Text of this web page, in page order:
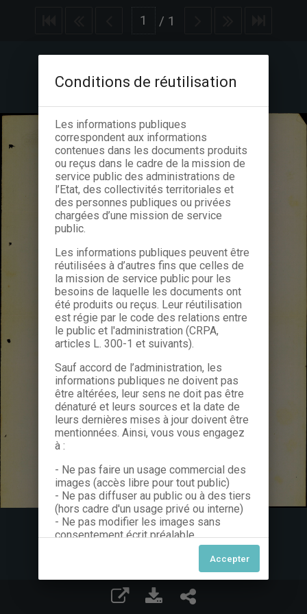
/ 1
Conditions de réutilisation
Les informations publiques
correspondent aux informations
contenues dans les documents produits
ou reçus dans le cadre de la mission de
service public des administrations de
l’Etat, des collectivités territoriales et
des personnes publiques ou privées
chargées d’une mission de service
public.
Les informations publiques peuvent être
réutilisées à d’autres fins que celles de
la mission de service public pour les
besoins de laquelle les documents ont
été produits ou reçus. Leur réutilisation
est régie par le code des relations entre
le public et l'administration (CRPA,
articles L. 300-1 et suivants).
Sauf accord de l’administration, les
informations publiques ne doivent pas
être altérées, leur sens ne doit pas être
dénaturé et leurs sources et la date de
leurs dernières mises à jour doivent être
mentionnées. Ainsi, vous vous engagez
à :
- Ne pas faire un usage commercial des
images (accès libre pour tout public)
- Ne pas diffuser au public ou à des tiers
(hors cadre d'un usage privé ou interne)
- Ne pas modifier les images sans
consentement écrit préalable
Dans le cas contraire, nous vous invitons
à nous contacter afin de solliciter le type
de Licence souhaitée parmi celles
proposées et le cas échéant, acquitter